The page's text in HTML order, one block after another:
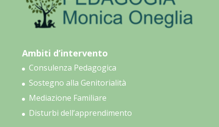
Ambiti d’intervento
Consulenza Pedagogica
Sostegno alla Genitorialità
Mediazione Familiare
Disturbi dell’apprendimento